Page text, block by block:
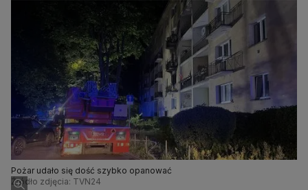
Pożar udało się dość szybko opanować
Źródło zdjęcia: TVN24